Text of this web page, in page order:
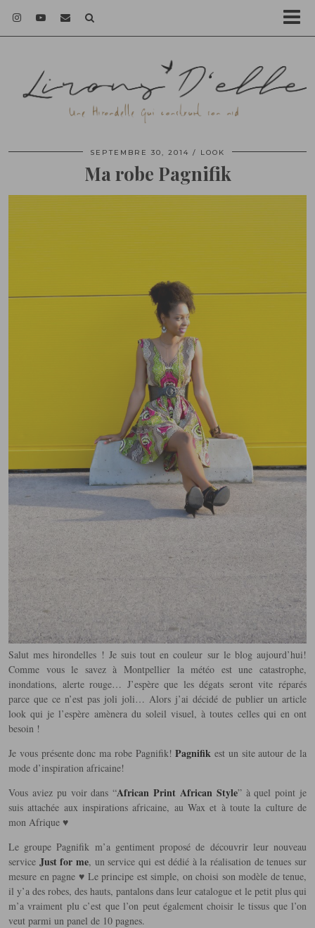
SEPTEMBRE 30, 2014 LOOK
Ma robe Pagnifik
Salut mes hirondelles ! Je suis tout en couleur sur le blog aujourd’hui!
Comme vous le savez à Montpellier la météo est une catastrophe,
inondations, alerte rouge… J’espère que les dégats seront vite réparés
parce que ce n’est pas joli joli… Alors j’ai décidé de publier un article
look qui je l’espère amènera du soleil visuel, à toutes celles qui en ont
besoin !
Je vous présente donc ma robe Pagnifik!Pagnifik est un site autour de la
mode d’inspiration africaine!
Vous aviez pu voir dans “African Print African Style” à quel point je
suis attachée aux inspirations africaine, au Wax et à toute la culture de
mon Afrique ♥
Le groupe Pagnifik m’a gentiment proposé de découvrir leur nouveau
service Just for me, un service qui est dédié à la réalisation de tenues sur
mesure en pagne ♥ Le principe est simple, on choisi son modèle de tenue,
il y’a des robes, des hauts, pantalons dans leur catalogue et le petit plus qui
m’a vraiment plu c’est que l’on peut également choisir le tissus que l’on
veut parmi un panel de 10 pagnes.